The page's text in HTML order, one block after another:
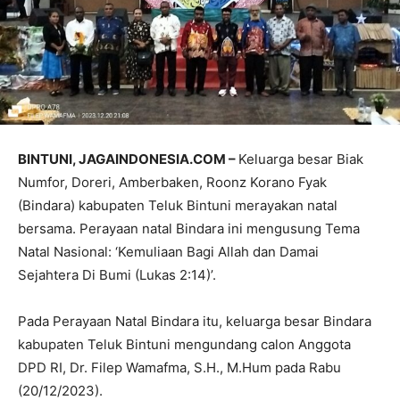
BINTUNI, JAGAINDONESIA.COM – Keluarga besar Biak
Numfor, Doreri, Amberbaken, Roonz Korano Fyak
(Bindara) kabupaten Teluk Bintuni merayakan natal
bersama. Perayaan natal Bindara ini mengusung Tema
Natal Nasional: ‘Kemuliaan Bagi Allah dan Damai
Sejahtera Di Bumi (Lukas 2:14)’.
Pada Perayaan Natal Bindara itu, keluarga besar Bindara
kabupaten Teluk Bintuni mengundang calon Anggota
DPD RI, Dr. Filep Wamafma, S.H., M.Hum pada Rabu
(20/12/2023).